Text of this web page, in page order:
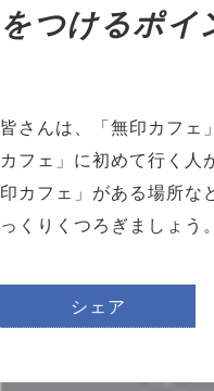
をつけるポイ
皆さんは、「無印カフェ
カフェ」に初めて行く人
印カフェ」がある場所な
っくりくつろぎましょう。
シェア